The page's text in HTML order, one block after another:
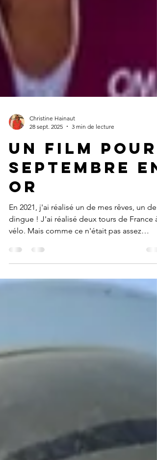
Christine Hainaut
28 sept. 2025
3 min de lecture
Un film pour
septembre en
Or
dingue ! J'ai réalisé deux tours de France à
vélo. Mais comme ce n'était pas assez
dingue j'ai décidé de sensibiliser au cancer
des enfants. Plus de 1200 rubans dorés